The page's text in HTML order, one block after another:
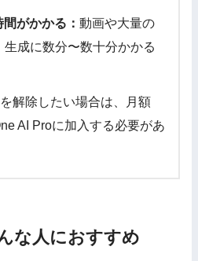
がかかる： 動画や大量の
成に数分〜数十分かかる
解除したい場合は、月額
AI Proに加入する必要があ
な人におすすめ